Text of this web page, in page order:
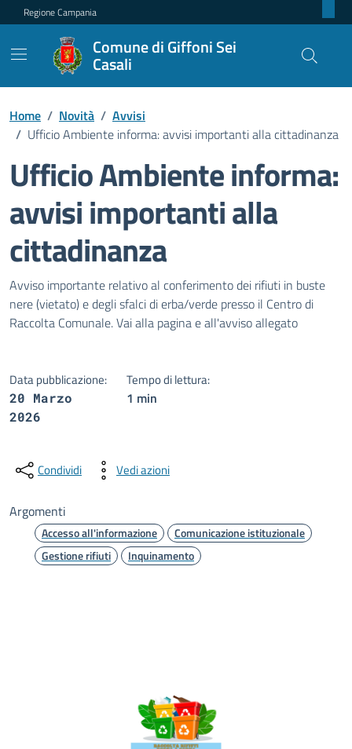
Regione Campania
Comune di Giffoni Sei
Casali
Home / Novità / Avvisi
/ Ufficio Ambiente informa: avvisi importanti alla cittadinanza
Ufficio Ambiente informa:
avvisi importanti alla
cittadinanza
Dettagli della notizia
Avviso importante relativo al conferimento dei rifiuti in buste
nere (vietato) e degli sfalci di erba/verde presso il Centro di
Raccolta Comunale. Vai alla pagina e all'avviso allegato
Data pubblicazione:
20 Marzo
2026
Tempo di lettura:
1 min
Condividi Vedi azioni
Argomenti
Accesso all'informazione
Comunicazione istituzionale
Gestione rifiuti
Inquinamento